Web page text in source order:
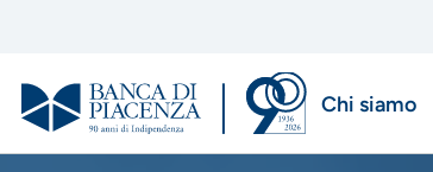
contenuto
principale
Menu
Chi siamo